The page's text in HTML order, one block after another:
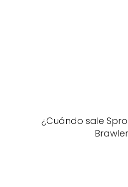
¿Cuándo sale
Brawler